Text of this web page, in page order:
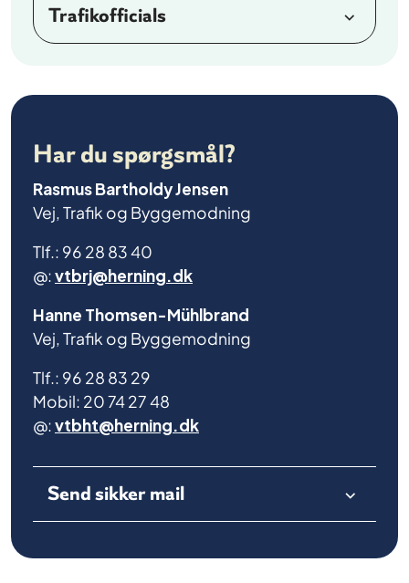
Trafikofficials
Har du spørgsmål?
Rasmus Bartholdy Jensen
Vej, Trafik og Byggemodning
Tlf.: 96 28 83 40
@:vtbrj@herning.dk
Hanne Thomsen-Mühlbrand
Vej, Trafik og Byggemodning
Tlf.: 96 28 83 29
Mobil: 20 74 27 48
@:vtbht@herning.dk
Send sikker mail